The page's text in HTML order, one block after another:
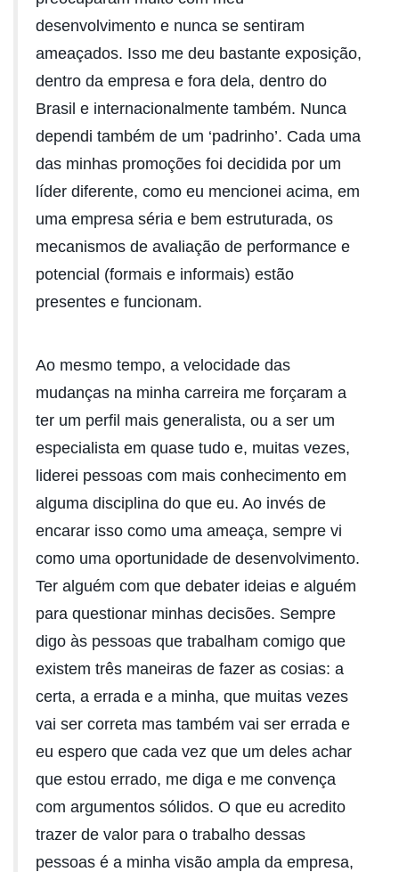
desenvolvimento e nunca se sentiram
ameaçados. Isso me deu bastante exposição,
dentro da empresa e fora dela, dentro do
Brasil e internacionalmente também. Nunca
dependi também de um ‘padrinho’. Cada uma
das minhas promoções foi decidida por um
líder diferente, como eu mencionei acima, em
uma empresa séria e bem estruturada, os
mecanismos de avaliação de performance e
potencial (formais e informais) estão
presentes e funcionam.
Ao mesmo tempo, a velocidade das
mudanças na minha carreira me forçaram a
ter um perfil mais generalista, ou a ser um
especialista em quase tudo e, muitas vezes,
liderei pessoas com mais conhecimento em
alguma disciplina do que eu. Ao invés de
encarar isso como uma ameaça, sempre vi
como uma oportunidade de desenvolvimento.
Ter alguém com que debater ideias e alguém
para questionar minhas decisões. Sempre
digo às pessoas que trabalham comigo que
existem três maneiras de fazer as cosias: a
certa, a errada e a minha, que muitas vezes
vai ser correta mas também vai ser errada e
eu espero que cada vez que um deles achar
que estou errado, me diga e me convença
com argumentos sólidos. O que eu acredito
trazer de valor para o trabalho dessas
pessoas é a minha visão ampla da empresa,